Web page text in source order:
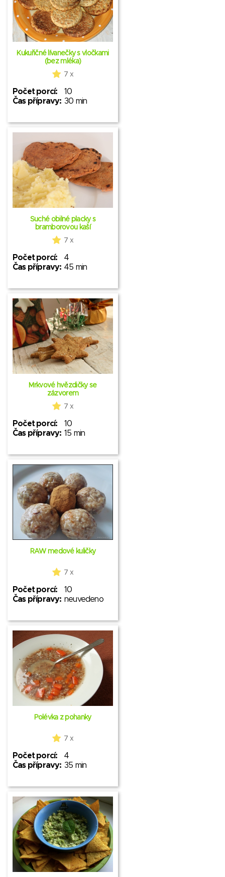
Kukuřičné lívanečky s vločkami
(bez mléka)
7 x
Počet porcí:
10
Čas přípravy: 30 min
Suché obilné placky s
bramborovou kaší
7 x
Počet porcí:
4
Čas přípravy: 45 min
Mrkvové hvězdičky se
zázvorem
7 x
Počet porcí:
10
Čas přípravy: 15 min
RAW medové kuličky
7 x
Počet porcí:
10
Čas přípravy: neuvedeno
Polévka z pohanky
7 x
Počet porcí:
4
Čas přípravy: 35 min